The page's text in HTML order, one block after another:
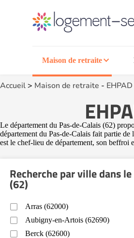
Maison de retraite
Accueil> Maison de retraite - EHPAD
Le département du Pas-de-Calais (62)
département du Pas-de-Calais fait partie
est le chef-lieu de département, son beffroi
Recherche par ville dans
(62)
Arras (62000)
Aubigny-en-Artois (62690)
Berck (62600)